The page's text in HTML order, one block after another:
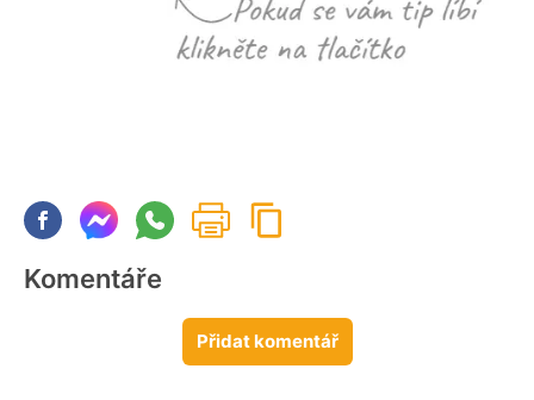
Komentáře
Přidat komentář